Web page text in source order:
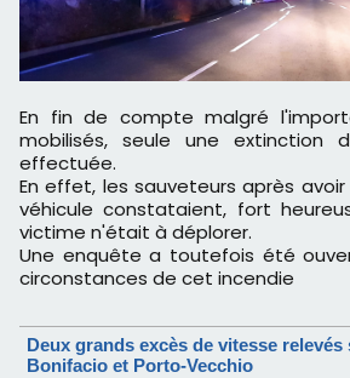
En fin de compte malgré l'importance des secours
mobilisés, seule une extinction
effectuée.
En effet, les sauveteurs après
véhicule constataient, fort
victime n'était à déplorer.
Une enquête a toutefois été
circonstances de cet incendie
Deux grands excès de vitesse relevés
Bonifacio et Porto-Vecchio